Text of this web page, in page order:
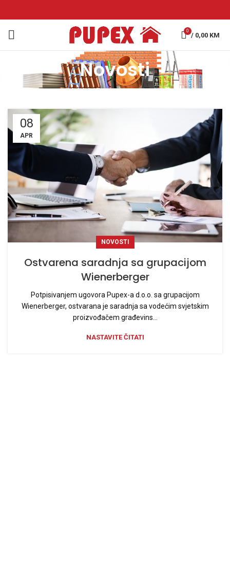
0
/ 0,00 KM
Novosti
08
APR
NOVOSTI
Ostvarena saradnja sa grupacijom
Wienerberger
Potpisivanjem ugovora Pupex-a d.o.o. sa grupacijom
Wienerberger, ostvarana je saradnja sa vodećim svjetskim
proizvođačem građevins...
NASTAVITE ČITATI